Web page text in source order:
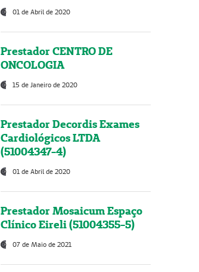
01 de Abril de 2020
Prestador CENTRO DE
ONCOLOGIA
15 de Janeiro de 2020
Prestador Decordis Exames
Cardiológicos LTDA
(51004347-4)
01 de Abril de 2020
Prestador Mosaicum Espaço
Clínico Eireli (51004355-5)
07 de Maio de 2021